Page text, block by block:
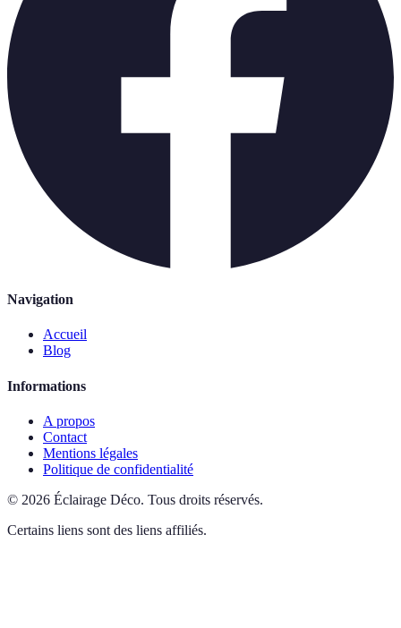
Navigation
Accueil
Blog
Informations
A propos
Contact
Mentions légales
Politique de confidentialité
© 2026 Éclairage Déco. Tous droits réservés.
Certains liens sont des liens affiliés.